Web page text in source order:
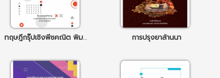
ทฤษฎีกรุ๊ปเชิงพีชคณิต พิมพ์คร้ังที่ 2 Algebraic Group Theory การปรุงยาล้านนา